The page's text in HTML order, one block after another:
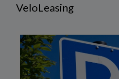
VeloLeasing